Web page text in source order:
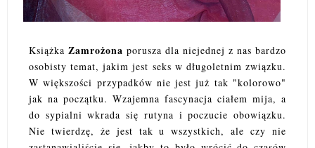
Książka Zamrożona porusza dla niejednej z nas bardzo
osobisty temat, jakim jest seks w długoletnim związku.
W większości przypadków nie jest już tak "kolorowo"
jak na początku. Wzajemna fascynacja ciałem mija, a
do sypialni wkrada się rutyna i poczucie obowiązku.
Nie twierdzę, że jest tak u wszystkich, ale czy nie